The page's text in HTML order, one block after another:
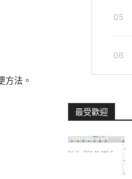
法。
05
06
最受歡迎